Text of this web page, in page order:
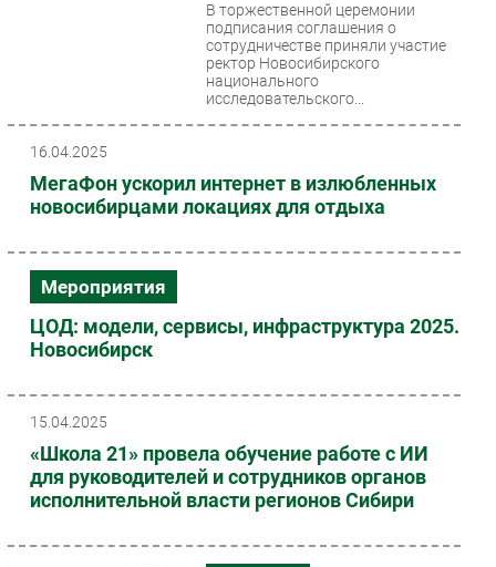
Гаджеты
Здоровье
РАЗДЕЛЫ
Новости
Аналитика
Интервью
Мероприятия
Проекты
IT класс
Тестовый стенд
Каталог компаний
В торжественной церемонии
подписания соглашения о
сотрудничестве приняли участие
ректор Новосибирского
национального
исследовательского...
16.04.2025
МегаФон ускорил интернет в излюбленных
новосибирцами локациях для отдыха
Мероприятия
ЦОД: модели, сервисы, инфраструктура 2025.
Новосибирск
15.04.2025
«Школа 21» провела обучение работе с ИИ
для руководителей и сотрудников органов
исполнительной власти регионов Сибири